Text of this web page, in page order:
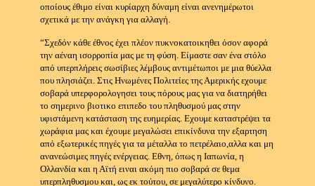
οποίους έθιμο είναι κυρίαρχη δύναμη είναι ανενημέρωτοι
σχετικά με την ανάγκη για αλλαγή.
“Σχεδόν κάθε έθνος έχει πλέον πυκνοκατοικηθει όσον αφορά
την αέναη ισορροπία μας με τη φύση. Είμαστε σαν ένα στόλο
από υπερπλήρεις σωσίβιες λέμβους αντιμέτωποι με μια θύελλα
που πλησιάζει. Στις Ηνωμένες Πολιτείες της Αμερικής εχουμε
σοβαρά υπερφορολογησει τους πόρους μας για να διατηρήθει
το σημερινο βιοτικο επιπεδο του πληθυσμού μας στην
υφιστάμενη κατάσταση της ευημερίας. Εχουμε καταστρέψει τα
χωράφια μας και έχουμε μεγαλώσει επικίνδυνα την εξαρτηση
από εξωτερικές πηγές για τα μέταλλα το πετρέλαιο,αλλα και μη
ανανεώσιμες πηγές ενέργειας. Εθνη, όπως η Ιαπωνία, η
Ολλανδία και η Αϊτή ειναι ακόμη πιο σοβαρά σε θεμα
υπερπληθυσμου και, ως εκ τούτου, σε μεγαλύτερο κίνδυνο.